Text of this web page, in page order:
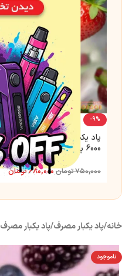
-9%
پاد یکبار مصرف توت فرنگی
6000 پاف بیناریس
۷۵۰,۰۰۰تومان۶۸۰,۰۰۰تومان
خانه/پاد یکبار مصرف/پاد یکبار مصرف 6000 پاف
ناموجود